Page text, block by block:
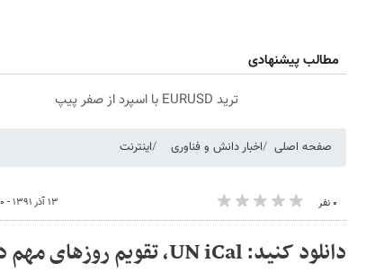
مطالب پیشنهادی
ترید EURUSD با اسپرد از صفر پیپ
صفحه اصلی اخبار دانش و فناوری اینترنت
۰ نفر ۱۳ آذر ۱۳۹۱ - ۱۰:۵۰
دانلود کنید: UN iCal، تقویم روزهای مهم در سازمان ملل